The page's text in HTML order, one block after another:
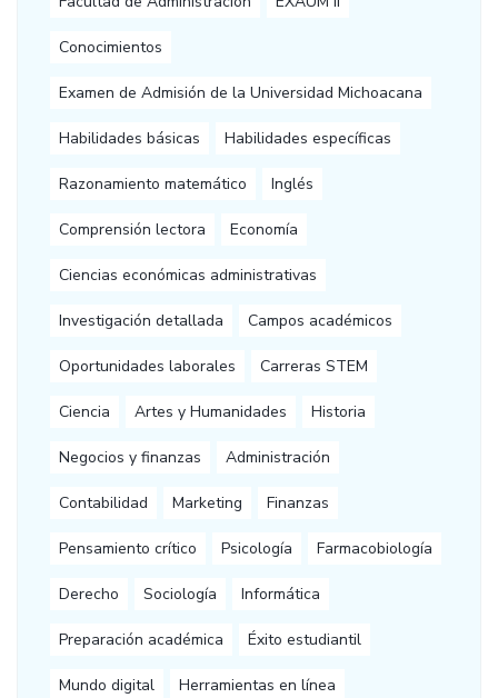
Conocimientos
Examen de Admisión de la Universidad Michoacana
Habilidades básicas Habilidades específicas
Razonamiento matemático Inglés
Comprensión lectora Economía
Ciencias económicas administrativas
Investigación detallada Campos académicos
Oportunidades laborales Carreras STEM
Ciencia Artes y Humanidades Historia
Negocios y finanzas Administración
Contabilidad Marketing Finanzas
Pensamiento crítico Psicología Farmacobiología
Derecho Sociología Informática
Preparación académica Éxito estudiantil
Mundo digital Herramientas en línea